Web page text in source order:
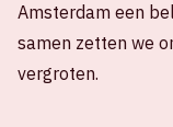
Amsterdam een
samen zetten we
vergroten.